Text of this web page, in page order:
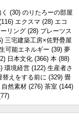
(30) のりたろーの部屋
エクスマ (28) エコ
リング (28) プレーツス
三宅建築工房×佐野疊屋
可能エネルギー (39) 夢
日本文化 (366) 本 (88)
環境経営 (122) 生産者さ
替えをする前に (329) 畳
自然素材 (276) 茶室 (144)